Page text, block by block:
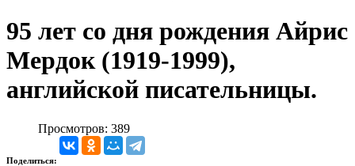
95 лет со дня рождения Айрис
Мердок (1919-1999),
английской писательницы.
Просмотров: 389
Поделиться: